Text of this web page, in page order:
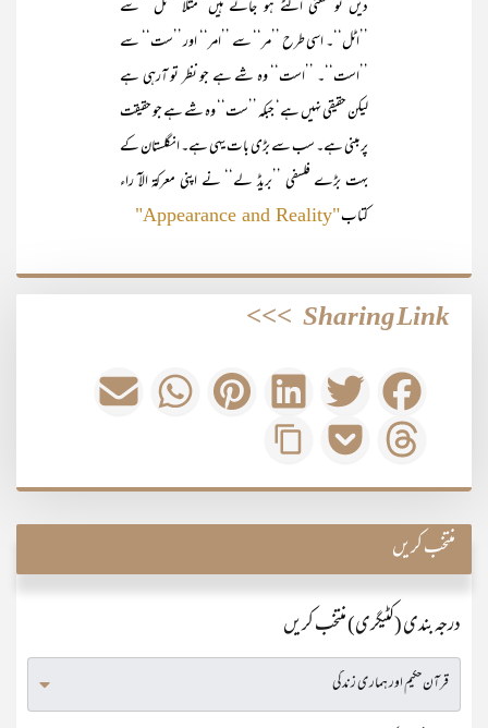
دیں تو معنی اُلٹے ہو جاتے ہیں‘ مثلاً ’’ٹل‘‘ سے
’’اٹل‘‘۔ اسی طرح ’’مر‘‘ سے ’’امر‘‘ اور ’’ست‘‘ سے
’’است‘‘۔ ’’است‘‘ وہ شے ہے جو نظر تو آرہی ہے
لیکن حقیقی نہیں ہے‘ جبکہ ’’ست‘‘ وہ شے ہے جو حقیقت
پر مبنی ہے۔سب سے بڑی بات یہی ہے۔ انگلستان کے
بہت بڑے فلسفی ’’بریڈ لے‘‘ نے اپنی معرکۃ الآ راء
کتاب"Appearance and Reality"
Sharing Link
>>>
منتخب کریں
درجہ بندی (کٹیگری) منتخب کریں